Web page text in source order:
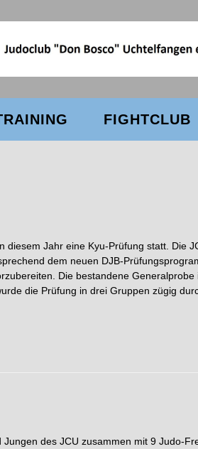
FIGHTCLUB
Jahr eine Kyu-Prüfung statt. Die
dem neuen DJB-
Die bestandene
die Prüfung in drei Gruppen zügig
des JCU zusammen mit 9 Judo-